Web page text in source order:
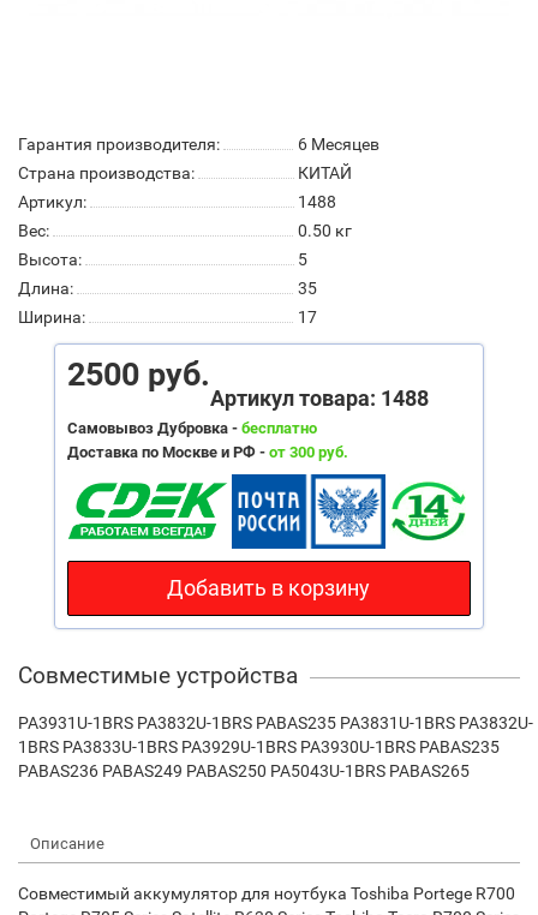
Гарантия производителя:
6 Месяцев
Страна производства:
КИТАЙ
Артикул:
1488
Вес:
0.50 кг
Высота:
5
Длина:
35
Ширина:
17
2500 руб.
Артикул товара: 1488
Самовывоз Дубровка - бесплатно
Доставка по Москве и РФ - от 300 руб.
Добавить в корзину
Совместимые устройства
PA3931U-1BRS PA3832U-1BRS PABAS235 PA3831U-1BRS PA3832U-
1BRS PA3833U-1BRS PA3929U-1BRS PA3930U-1BRS PABAS235
PABAS236 PABAS249 PABAS250 PA5043U-1BRS PABAS265
Описание
Совместимый аккумулятор для ноутбука Toshiba Portege R700